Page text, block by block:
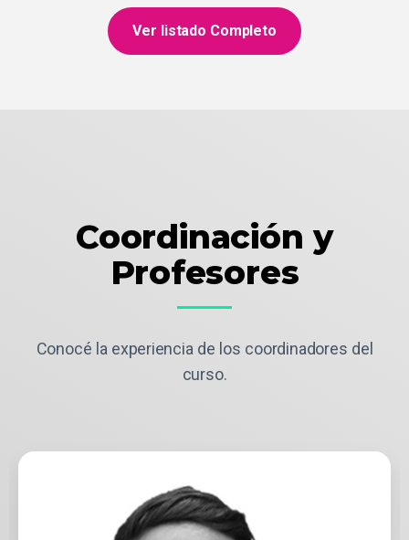
Ver listado Completo
Coordinación y
Profesores
Conocé la experiencia de los coordinadores del
curso.